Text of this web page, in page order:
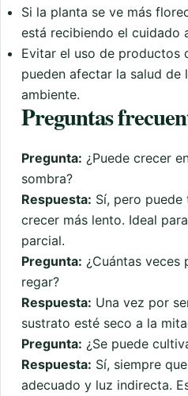
Si la planta se ve más
está recibiendo el cuidado
Evitar el uso de productos
pueden afectar la salud de
ambiente.
Preguntas
Pregunta: ¿Puede crecer
sombra?
Respuesta: Sí, pero
crecer más lento. Ideal
parcial.
Pregunta: ¿Cuántas veces
regar?
Respuesta: Una vez por
sustrato esté seco a la
Pregunta: ¿Se puede
Respuesta: Sí, siempre
adecuado y luz indirecta.